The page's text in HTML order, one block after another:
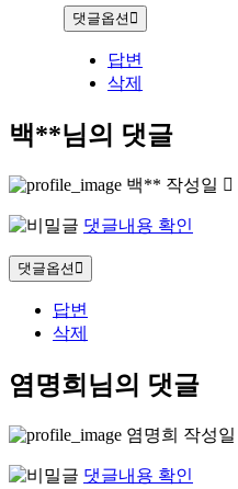
댓글옵션
답변
삭제
백**님의 댓글
백** 작성일
댓글내용 확인
댓글옵션
답변
삭제
염명희님의 댓글
염명희 작성일
댓글내용 확인